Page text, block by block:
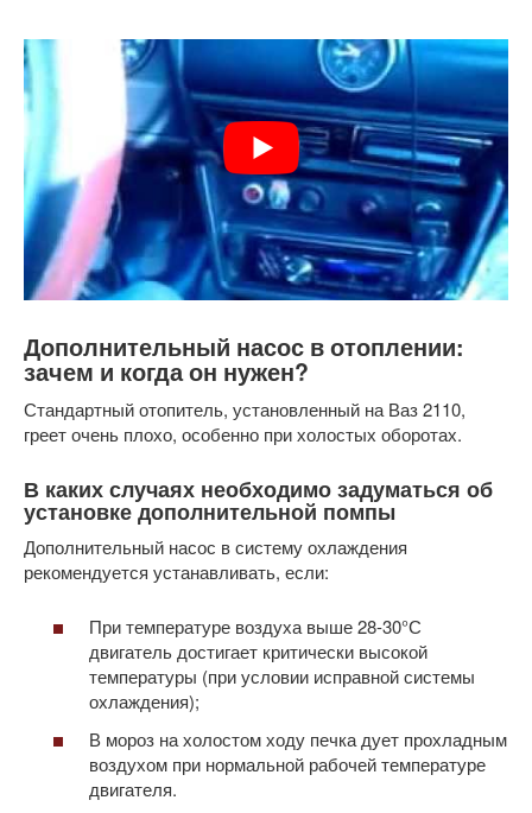
Дополнительный насос в отоплении:
зачем и когда он нужен?
Стандартный отопитель, установленный на Ваз 2110,
греет очень плохо, особенно при холостых оборотах.
В каких случаях необходимо задуматься об
установке дополнительной помпы
Дополнительный насос в систему охлаждения
рекомендуется устанавливать, если:
При температуре воздуха выше 28-30°С
двигатель достигает критически высокой
температуры (при условии исправной системы
охлаждения);
В мороз на холостом ходу печка дует прохладным
воздухом при нормальной рабочей температуре
двигателя.